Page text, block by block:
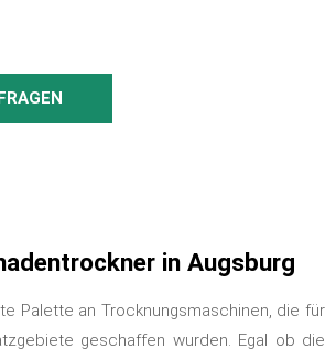
in Augsburg
Palette an Trocknungsmaschinen, die für
geschaffen wurden. Egal ob die